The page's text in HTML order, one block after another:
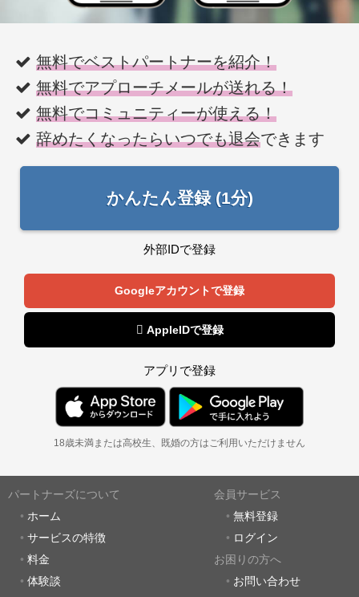
無料でベストパートナーを紹介！
無料でアプローチメールが送れる！
無料でコミュニティーが使える！
辞めたくなったらいつでも退会できます
かんたん登録 (1分)
外部IDで登録
Googleアカウントで登録
 AppleIDで登録
アプリで登録
18歳未満または高校生、既婚の方はご利用いただけません
パートナーズについて
ホーム
サービスの特徴
料金
体験談
会員サービス
無料登録
ログイン
お困りの方へ
お問い合わせ